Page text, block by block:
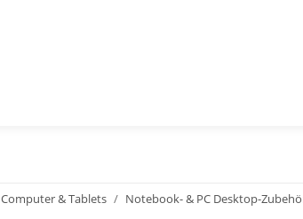
Computer & Tablets Notebook- & PC Desktop-